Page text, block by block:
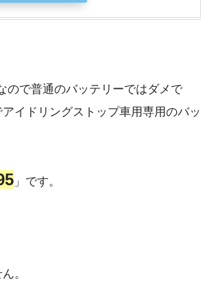
ので普通のバッテリーではダメで
イドリングストップ車用専用のバッ
」です。
。